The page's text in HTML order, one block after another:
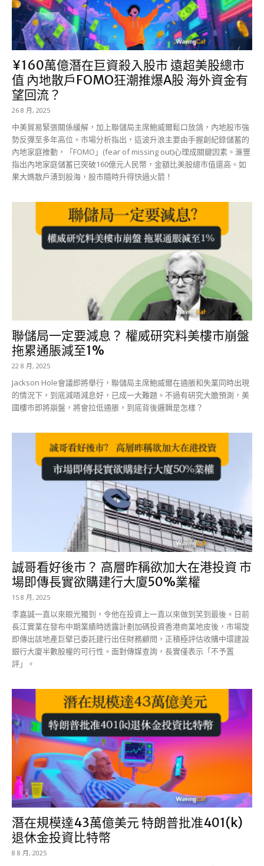
¥160萬億潛在巨資殺入股市 遠超美股總市
值 內地散戶FOMO狂潮推爆A股 海外資金有
望回流？
26 8 月, 2025
中美貿易緊張關係緩解，加上聯儲局主席鮑威爾鬆口放鴿，內地股市強
勢反彈至多年高位。市場分析指出，這波升浪主要由手握創紀錄儲蓄的
內地家庭推動，「FOMO」(fear of missing out)心理成關鍵因素。滙豐
指出內地家庭儲蓄已突破160億元人民幣，金額比美股總市值還高。如
果大媽散戶湧到股海，股市隨時升得快過火箭！
聯儲局一定要減息？ 權威研究料美樓市崩盤
拖累通脹減至1%
22 8 月, 2025
Jackson Hole會議即將舉行，聯儲局主席鮑威爾在通脹和失業同時出現
的情況下，到底減唔減息好，已成一大難題。不過有研究大膽預測，美
國樓市即將崩盤，將會拉低通脹，到底背後邏輯是怎樣？
誠哥看好後市？ 高層昨稱欲加大在港投資 市
場即傳長實欲購建行大廈50%業權
15 8 月, 2025
李嘉誠一直以來眼光獨到，令他在投資上一直以來做到笑到最後。日前
長江實業在發布中期業績時透露計劃加碼投資香港商業地皮後，市場旋
即傳出該地產巨擘已委託建行出任財務顧問，正積極評估收購中環建設
銀行大廈半數股權的可行性。面對傳媒查詢，長實僅表示「不予置
評」。
潛在規模達43萬億美元 特朗普批准401(k)
退休金投資比特幣
8 8 月, 2025